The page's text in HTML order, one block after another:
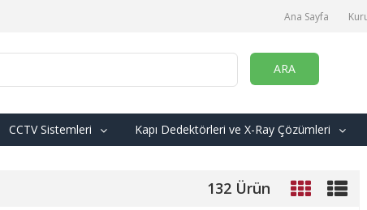
Ana Sayfa
ARA
CCTV Sistemleri Kapı Dedektörleri ve X-Ray Çözümleri
132 Ürün